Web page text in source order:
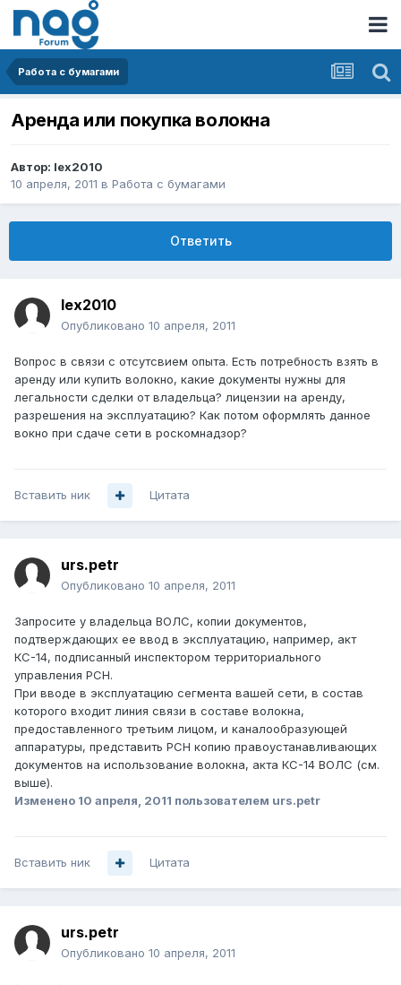
Работа с бумагами
Аренда или покупка волокна
Автор: lex2010
10 апреля, 2011 в Работа с бумагами
Ответить
lex2010
Опубликовано 10 апреля, 2011
Вопрос в связи с отсутсвием опыта. Есть потребность взять в
аренду или купить волокно, какие документы нужны для
легальности сделки от владельца? лицензии на аренду,
разрешения на эксплуатацию? Как потом оформлять данное
вокно при сдаче сети в роскомнадзор?
Вставить ник Цитата
urs.petr
Опубликовано 10 апреля, 2011
Запросите у владельца ВОЛС, копии документов,
подтверждающих ее ввод в эксплуатацию, например, акт
КС-14, подписанный инспектором территориального
управления РСН.
При вводе в эксплуатацию сегмента вашей сети, в состав
которого входит линия связи в составе волокна,
предоставленного третьим лицом, и каналообразующей
аппаратуры, представить РСН копию правоустанавливающих
документов на использование волокна, акта КС-14 ВОЛС (см.
выше).
Изменено 10 апреля, 2011 пользователем urs.petr
Вставить ник Цитата
urs.petr
Опубликовано 10 апреля, 2011